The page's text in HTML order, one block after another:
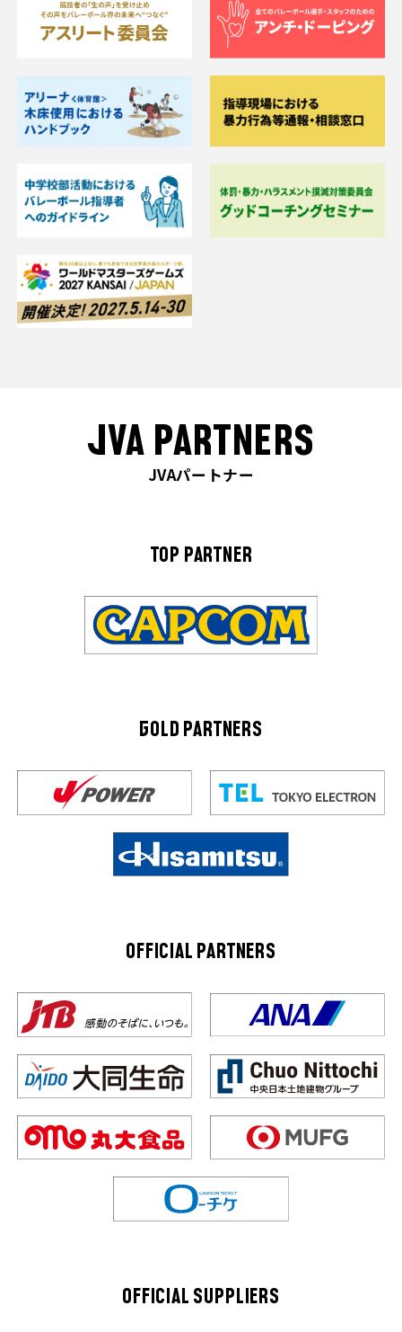
JVA PARTNERS
JVAパートナー
TOP PARTNER
GOLD PARTNERS
OFFICIAL PARTNERS
OFFICIAL SUPPLIERS